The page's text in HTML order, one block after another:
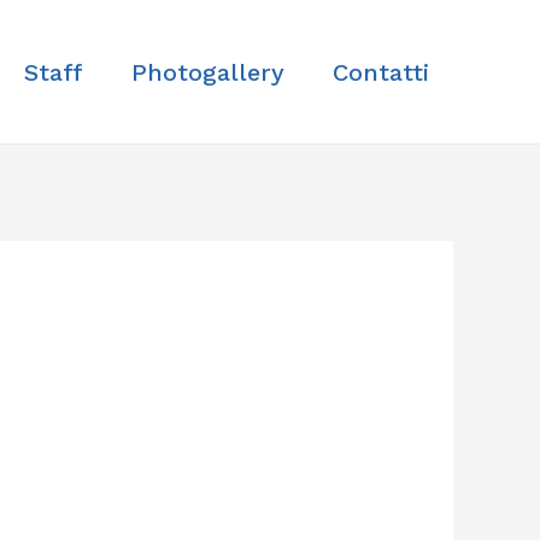
Staff Photogallery Contatti